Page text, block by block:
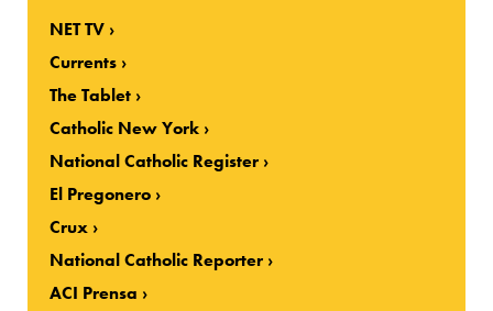
NET TV
Currents
The Tablet
Catholic New York
National Catholic Register
El Pregonero
Crux
National Catholic Reporter
ACI Prensa